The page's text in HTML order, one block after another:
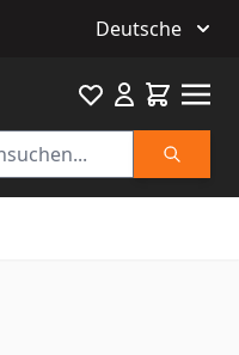
Deutsche
Suche
Favourite